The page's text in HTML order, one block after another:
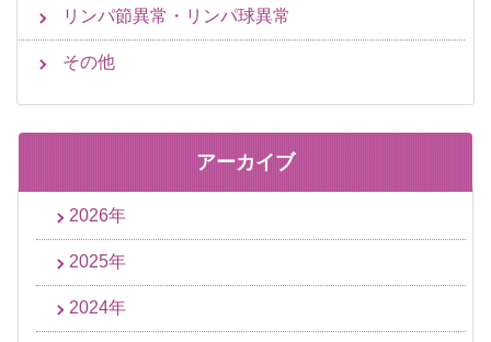
リンパ節異常・リンパ球異常
その他
アーカイブ
2026年
2025年
2024年